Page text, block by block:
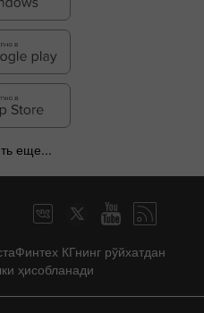
еще...
КГнинг рўйхатдан
ҳисобланади